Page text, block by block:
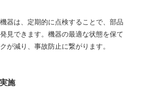
器は、定期的に点検することで、部品
見できます。機器の最適な状態を保て
が減り、事故防止に繋がります。
施